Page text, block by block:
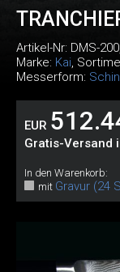
Artikel-Nr: DMS-200
Marke: Kai,
Messerform:
EUR
Gratis-Versand
In den Warenkorb:
mit Gravur (24